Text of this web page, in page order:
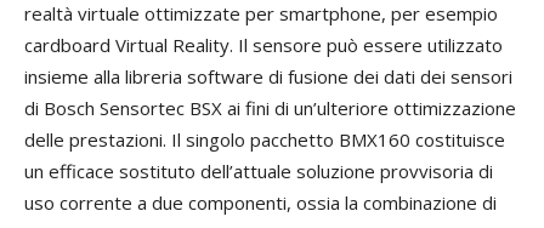
realtà virtuale ottimizzate per smartphone, per esempio
cardboard Virtual Reality. Il sensore può essere utilizzato
insieme alla libreria software di fusione dei dati dei sensori
di Bosch Sensortec BSX ai fini di un’ulteriore ottimizzazione
delle prestazioni. Il singolo pacchetto BMX160 costituisce
un efficace sostituto dell’attuale soluzione provvisoria di
uso corrente a due componenti, ossia la combinazione di